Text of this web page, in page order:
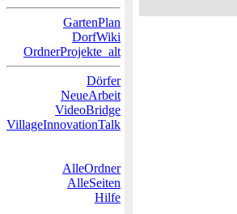
GartenPlan
DorfWiki
OrdnerProjekte_alt
Dörfer
NeueArbeit
VideoBridge
VillageInnovationTalk
AlleOrdner
AlleSeiten
Hilfe